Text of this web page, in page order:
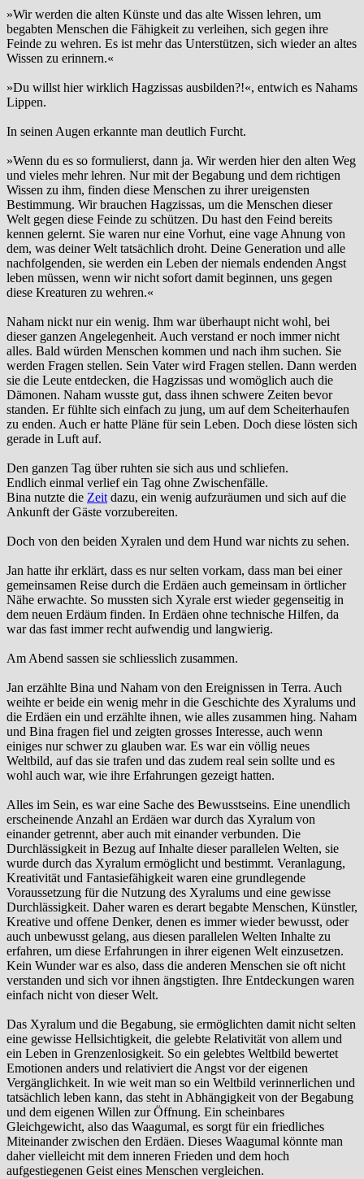
»Wir werden die alten Künste und das alte Wissen lehren, um
begabten Menschen die Fähigkeit zu verleihen, sich gegen ihre
Feinde zu wehren. Es ist mehr das Unterstützen, sich wieder an altes
Wissen zu erinnern.«
»Du willst hier wirklich Hagzissas ausbilden?!«, entwich es Nahams
Lippen.
In seinen Augen erkannte man deutlich Furcht.
»Wenn du es so formulierst, dann ja. Wir werden hier den alten Weg
und vieles mehr lehren. Nur mit der Begabung und dem richtigen
Wissen zu ihm, finden diese Menschen zu ihrer ureigensten
Bestimmung. Wir brauchen Hagzissas, um die Menschen dieser
Welt gegen diese Feinde zu schützen. Du hast den Feind bereits
kennen gelernt. Sie waren nur eine Vorhut, eine vage Ahnung von
dem, was deiner Welt tatsächlich droht. Deine Generation und alle
nachfolgenden, sie werden ein Leben der niemals endenden Angst
leben müssen, wenn wir nicht sofort damit beginnen, uns gegen
diese Kreaturen zu wehren.«
Naham nickt nur ein wenig. Ihm war überhaupt nicht wohl, bei
dieser ganzen Angelegenheit. Auch verstand er noch immer nicht
alles. Bald würden Menschen kommen und nach ihm suchen. Sie
werden Fragen stellen. Sein Vater wird Fragen stellen. Dann werden
sie die Leute entdecken, die Hagzissas und womöglich auch die
Dämonen. Naham wusste gut, dass ihnen schwere Zeiten bevor
standen. Er fühlte sich einfach zu jung, um auf dem Scheiterhaufen
zu enden. Auch er hatte Pläne für sein Leben. Doch diese lösten sich
gerade in Luft auf.
Den ganzen Tag über ruhten sie sich aus und schliefen.
Endlich einmal verlief ein Tag ohne Zwischenfälle.
Bina nutzte die Zeitdazu, ein wenig aufzuräumen und sich auf die
Ankunft der Gäste vorzubereiten.
Doch von den beiden Xyralen und dem Hund war nichts zu sehen.
Jan hatte ihr erklärt, dass es nur selten vorkam, dass man bei einer
gemeinsamen Reise durch die Erdäen auch gemeinsam in örtlicher
Nähe erwachte. So mussten sich Xyrale erst wieder gegenseitig in
dem neuen Erdäum finden. In Erdäen ohne technische Hilfen, da
war das fast immer recht aufwendig und langwierig.
Am Abend sassen sie schliesslich zusammen.
Jan erzählte Bina und Naham von den Ereignissen in Terra. Auch
weihte er beide ein wenig mehr in die Geschichte des Xyralums und
die Erdäen ein und erzählte ihnen, wie alles zusammen hing. Naham
und Bina fragen fiel und zeigten grosses Interesse, auch wenn
einiges nur schwer zu glauben war. Es war ein völlig neues
Weltbild, auf das sie trafen und das zudem real sein sollte und es
wohl auch war, wie ihre Erfahrungen gezeigt hatten.
Alles im Sein, es war eine Sache des Bewusstseins. Eine unendlich
erscheinende Anzahl an Erdäen war durch das Xyralum von
einander getrennt, aber auch mit einander verbunden. Die
Durchlässigkeit in Bezug auf Inhalte dieser parallelen Welten, sie
wurde durch das Xyralum ermöglicht und bestimmt. Veranlagung,
Kreativität und Fantasiefähigkeit waren eine grundlegende
Voraussetzung für die Nutzung des Xyralums und eine gewisse
Durchlässigkeit. Daher waren es derart begabte Menschen, Künstler,
Kreative und offene Denker, denen es immer wieder bewusst, oder
auch unbewusst gelang, aus diesen parallelen Welten Inhalte zu
erfahren, um diese Erfahrungen in ihrer eigenen Welt einzusetzen.
Kein Wunder war es also, dass die anderen Menschen sie oft nicht
verstanden und sich vor ihnen ängstigten. Ihre Entdeckungen waren
einfach nicht von dieser Welt.
Das Xyralum und die Begabung, sie ermöglichten damit nicht selten
eine gewisse Hellsichtigkeit, die gelebte Relativität von allem und
ein Leben in Grenzenlosigkeit. So ein gelebtes Weltbild bewertet
Emotionen anders und relativiert die Angst vor der eigenen
Vergänglichkeit. In wie weit man so ein Weltbild verinnerlichen und
tatsächlich leben kann, das steht in Abhängigkeit von der Begabung
und dem eigenen Willen zur Öffnung. Ein scheinbares
Gleichgewicht, also das Waagumal, es sorgt für ein friedliches
Miteinander zwischen den Erdäen. Dieses Waagumal könnte man
daher vielleicht mit dem inneren Frieden und dem hoch
aufgestiegenen Geist eines Menschen vergleichen.